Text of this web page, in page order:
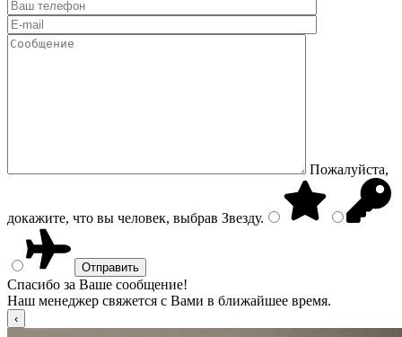
Пожалуйста,
докажите, что вы человек, выбрав Звезду.
Спасибо за Ваше сообщение!
Наш менеджер свяжется с Вами в ближайшее время.